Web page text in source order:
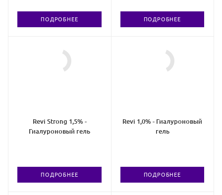
ПОДРОБНЕЕ ПОДРОБНЕЕ
Revi Strong 1,5% -
Гиалуроновый гель
ПОДРОБНЕЕ
Revi 1,0% - Гиалуроновый
гель
ПОДРОБНЕЕ